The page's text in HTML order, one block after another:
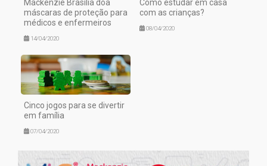
Mackenzie Brasília doa
máscaras de proteção para
médicos e enfermeiros
14/04/2020
Como estudar em casa
com as crianças?
08/04/2020
Cinco jogos para se divertir
em família
07/04/2020